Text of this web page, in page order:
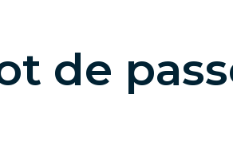
de